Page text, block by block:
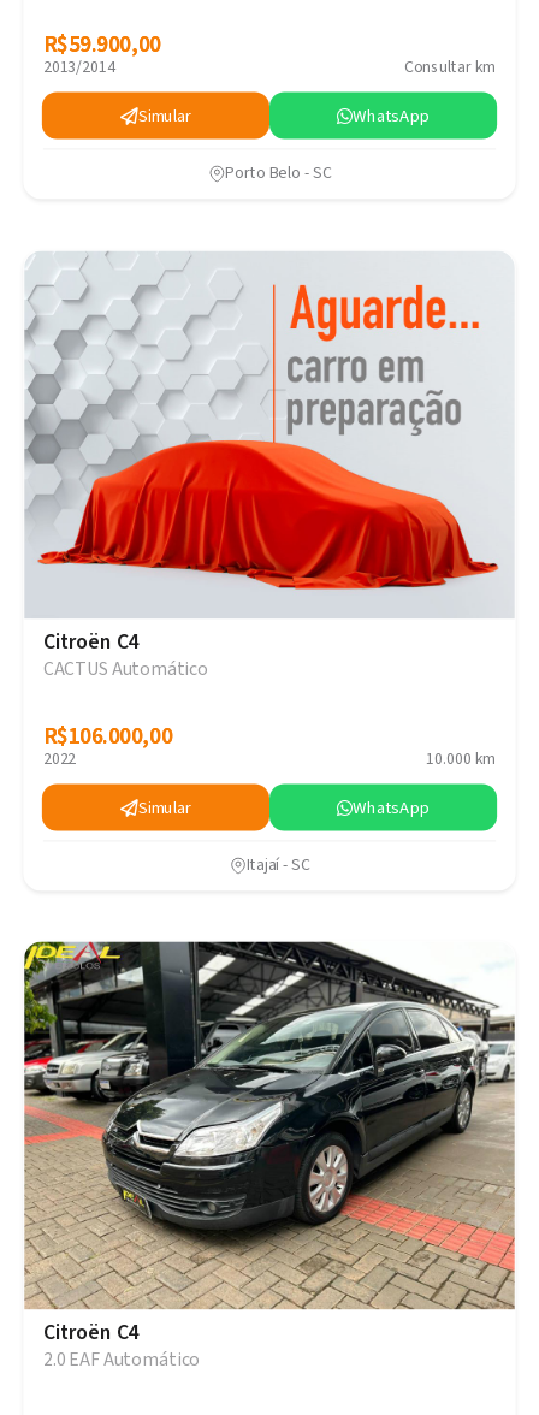
R$59.900,00
R$59.900,00
2013/2014 Consultar km
Simular WhatsApp
Porto Belo - SC
Citroën C4
CACTUS Automático
R$106.000,00
R$106.000,00
2022 10.000 km
Simular WhatsApp
Itajaí - SC
Citroën C4
2.0 EAF Automático